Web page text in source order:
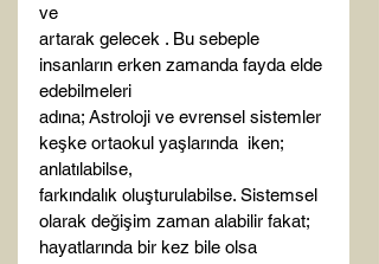
ve
artarak gelecek . Bu sebeple
insanların erken zamanda fayda elde
edebilmeleri
adına; Astroloji ve evrensel sistemler
keşke ortaokul yaşlarında  iken;
anlatılabilse,
farkındalık oluşturulabilse. Sistemsel
olarak değişim zaman alabilir fakat;
hayatlarında bir kez bile olsa